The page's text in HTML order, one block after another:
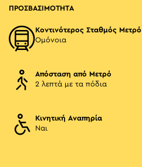
ΠΡΟΣΒΑΣΙΜΟΤΗΤΑ
Κοντινότερος Σταθμός Μετρό
Ομόνοια
Απόσταση από Μετρό
2 λεπτά με τα πόδια
Κινητική Αναπηρία
Ναι